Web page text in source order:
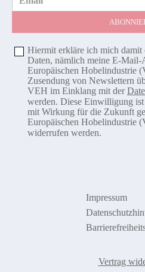
Hiermit erkläre ich mich damit
Daten, nämlich meine E-Mail-
Europäischen Hobelindustrie
Zusendung von Newslettern
VEH im Einklang mit der
werden. Diese Einwilligung
mit Wirkung für die Zukunft
Europäischen Hobelindustrie
widerrufen werden.
Impressum
Vertrag